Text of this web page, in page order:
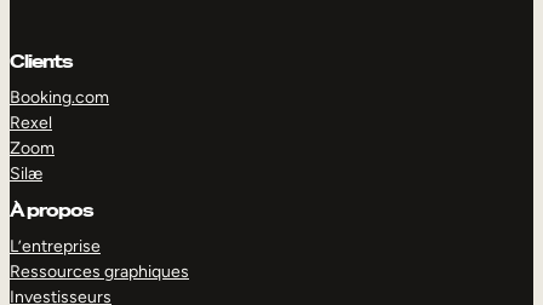
Clients
Booking.com
Rexel
Zoom
Silæ
À propos
L’entreprise
Ressources graphiques
Investisseurs